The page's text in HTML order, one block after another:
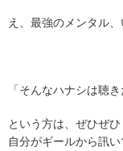
え、最強のメンタル
「そんなハナシは聴き
という方は、ぜひぜひ
自分がギールから訊